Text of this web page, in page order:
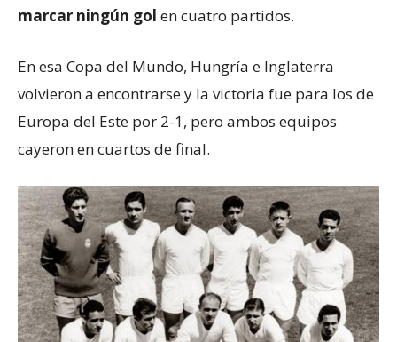
marcar ningún gol en cuatro partidos.
En esa Copa del Mundo, Hungría e Inglaterra
volvieron a encontrarse y la victoria fue para los de
Europa del Este por 2-1, pero ambos equipos
cayeron en cuartos de final.